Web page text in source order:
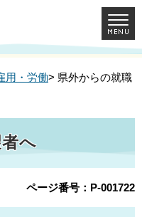
用・労働> 県外からの就職
へ
ページ番号：P-001722